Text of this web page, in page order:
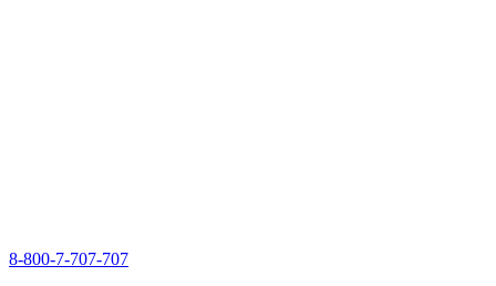
8-800-7-707-707